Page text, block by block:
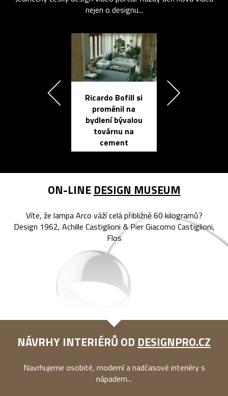
nejen o designu...
Ricardo Bofill si
proměnil na
bydlení bývalou
továrnu na
cement
ON-LINE DESIGN MUSEUM
Víte, že lampa Arco váží celá přibližně 60 kilogramů?
Design 1962, Achille Castiglioni & Pier Giacomo Castiglioni,
Flos
NÁVRHY INTERIÉRŮ OD DESIGNPRO.CZ
Navrhujeme osobité, moderní a nadčasové interiéry s
nápadem...